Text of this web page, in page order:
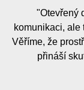
"Otevřený
komunikaci, ale
Věříme, že
přináší